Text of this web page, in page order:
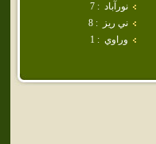
نورآباد :
7
ني ريز :
8
وراوي :
1